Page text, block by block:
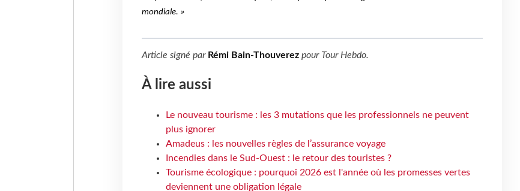
mondiale. »
Article signé par Rémi Bain-Thouverezpour Tour Hebdo.
À lire aussi
Le nouveau tourisme : les 3 mutations que les professionnels ne peuvent
plus ignorer
Amadeus : les nouvelles règles de l’assurance voyage
Incendies dans le Sud-Ouest : le retour des touristes ?
Tourisme écologique : pourquoi 2026 est l'année où les promesses vertes
deviennent une obligation légale